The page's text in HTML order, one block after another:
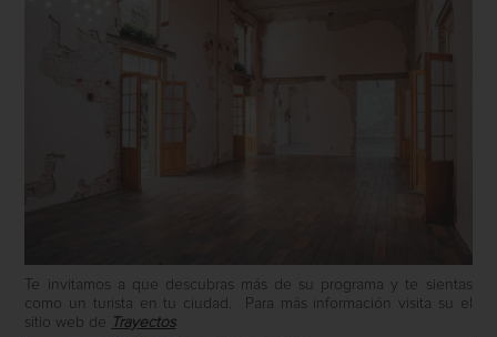
Te invitamos a que descubras más de su programa y te sientas
como un turista en tu ciudad. Para más información visita su el
sitio web de
Trayectos